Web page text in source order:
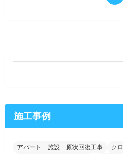
施工事例
アパート 施設 原状回復工事 ク